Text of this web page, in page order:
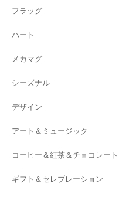
フラッグ
ハート
メカマグ
シーズナル
デザイン
アート＆ミュージック
コーヒー＆紅茶＆チョコレート
ギフト＆セレブレーション